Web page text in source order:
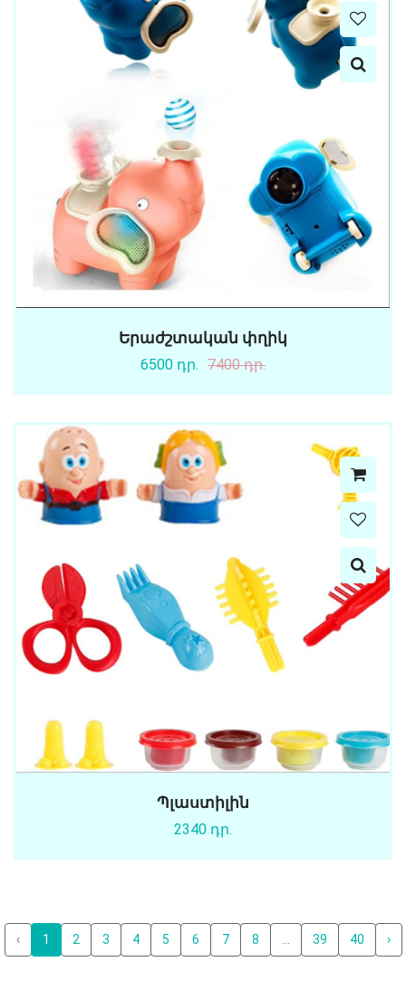
Երաժշտական փղիկ
6500 դր. 7400 դր.
Պլաստիլին
2340 դր.
‹ 1 2 3 4 5 6 7 8 39 40 ›